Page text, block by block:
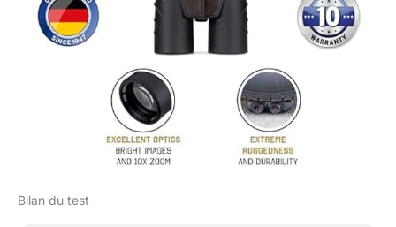
Bilan du test